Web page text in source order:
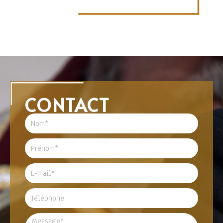
CONTACT